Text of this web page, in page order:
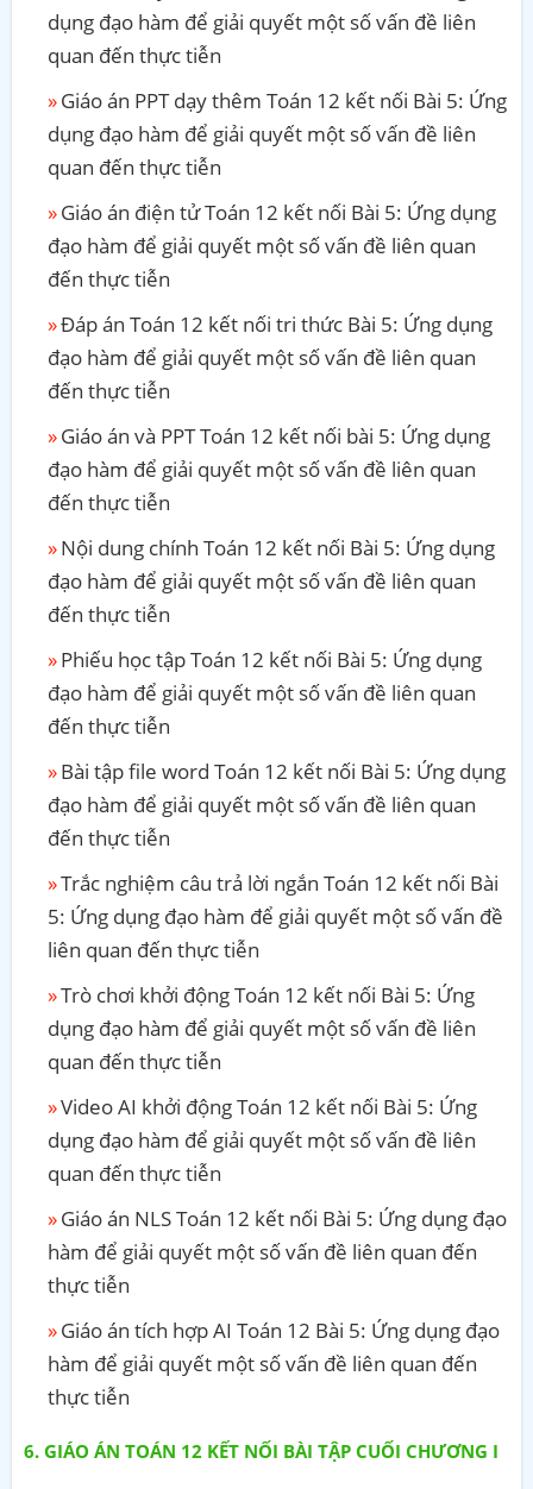
dụng đạo hàm để giải quyết một số vấn đề liên
quan đến thực tiễn
Giáo án PPT dạy thêm Toán 12 kết nối Bài 5: Ứng
dụng đạo hàm để giải quyết một số vấn đề liên
quan đến thực tiễn
Giáo án điện tử Toán 12 kết nối Bài 5: Ứng dụng
đạo hàm để giải quyết một số vấn đề liên quan
đến thực tiễn
Đáp án Toán 12 kết nối tri thức Bài 5: Ứng dụng
đạo hàm để giải quyết một số vấn đề liên quan
đến thực tiễn
Giáo án và PPT Toán 12 kết nối bài 5: Ứng dụng
đạo hàm để giải quyết một số vấn đề liên quan
đến thực tiễn
Nội dung chính Toán 12 kết nối Bài 5: Ứng dụng
đạo hàm để giải quyết một số vấn đề liên quan
đến thực tiễn
Phiếu học tập Toán 12 kết nối Bài 5: Ứng dụng
đạo hàm để giải quyết một số vấn đề liên quan
đến thực tiễn
Bài tập file word Toán 12 kết nối Bài 5: Ứng dụng
đạo hàm để giải quyết một số vấn đề liên quan
đến thực tiễn
Trắc nghiệm câu trả lời ngắn Toán 12 kết nối Bài
5: Ứng dụng đạo hàm để giải quyết một số vấn đề
liên quan đến thực tiễn
Trò chơi khởi động Toán 12 kết nối Bài 5: Ứng
dụng đạo hàm để giải quyết một số vấn đề liên
quan đến thực tiễn
Video AI khởi động Toán 12 kết nối Bài 5: Ứng
dụng đạo hàm để giải quyết một số vấn đề liên
quan đến thực tiễn
Giáo án NLS Toán 12 kết nối Bài 5: Ứng dụng đạo
hàm để giải quyết một số vấn đề liên quan đến
thực tiễn
Giáo án tích hợp AI Toán 12 Bài 5: Ứng dụng đạo
hàm để giải quyết một số vấn đề liên quan đến
thực tiễn
GIÁO ÁN TOÁN 12 KẾT NỐI BÀI TẬP CUỐI CHƯƠNG I